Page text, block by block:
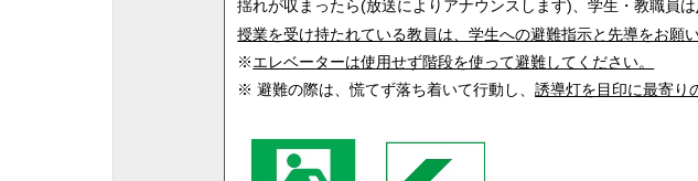
揺れが収まったら(放送によりアナウンスします)、学生・教職員は
授業を受け持たれている教員は、学生への避難指示と先導をお願い
※エレベーターは使用せず階段を使って避難してください。
※ 避難の際は、慌てず落ち着いて行動し、誘導灯を目印に最寄り